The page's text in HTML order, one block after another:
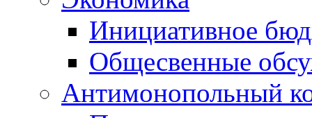
Инициативное
Общесвенные
Антимонопольный